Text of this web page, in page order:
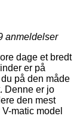
anmeldelser
dage et bredt
er på
på den måde
Denne er jo
den mest
matic model